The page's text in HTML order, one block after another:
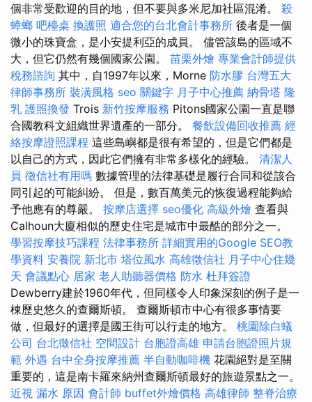
個非常受歡迎的目的地，但不要與多米尼加社區混淆。 殺
蟑螂 吧檯桌 換護照 適合您的台北會計事務所 後者是一個
微小的珠寶盒，是小安提利亞的成員。 儘管該島的區域不
大，但它仍然有幾個國家公園。 苗栗外燴 專業會計師提供
稅務諮詢 其中，自1997年以來，Morne 防水膠 台灣五大
律師事務所 裝潢風格 seo 關鍵字 月子中心推薦 納骨塔 隆
乳 護照換發 Trois 新竹按摩服務 Pitons國家公園一直是聯
合國教科文組織世界遺產的一部分。 餐飲設備回收推薦 經
絡按摩證照課程 這些島嶼都是很有希望的，但是它們都是
以自己的方式，因此它們擁有非常多樣化的經驗。 清潔人
員 徵信社有用嗎 數據管理的法律基礎是履行合同和從該合
同引起的可能糾紛。 但是，數百萬美元的恢復過程能夠給
予他應有的尊嚴。 按摩店選擇 seo優化 高級外燴 查看與
Calhoun大廈相似的歷史住宅是城市中最酷的部分之一。
學習按摩技巧課程 法律事務所 詳細實用的Google SEO教
學資料 安養院 新北市 塔位風水 高雄徵信社 月子中心住幾
天 會議點心 居家 老人助聽器價格 防水 杜拜簽證
Dewberry建於1960年代，但同樣令人印象深刻的例子是一
棟歷史悠久的查爾斯頓。 查爾斯頓市中心有很多事情要
做，但最好的選擇是國王街可以行走的地方。 桃園除白蟻
公司 台北徵信社 空間設計 台胞證高雄 申請台胞證照片規
範 外遇 台中全身按摩推薦 半自動咖啡機 花園絕對是至關
重要的，這是南卡羅來納州查爾斯頓最好的旅遊景點之一。
近視 漏水 原因 會計師 buffet外燴價格 高雄律師 整脊治療